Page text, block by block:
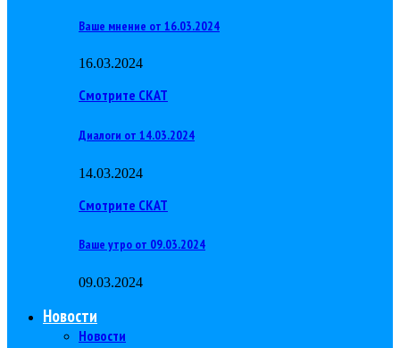
Ваше мнение от 16.03.2024
16.03.2024
Смотрите СКАТ
Диалоги от 14.03.2024
14.03.2024
Смотрите СКАТ
Ваше утро от 09.03.2024
09.03.2024
Новости
Новости